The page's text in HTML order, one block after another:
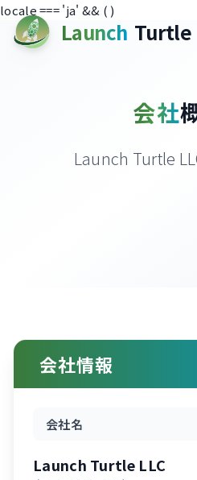
locale === 'ja' && ( )
Launch Turtle
会社
Launch Turtle
会社情報
会社名
Launch Turtle LLC